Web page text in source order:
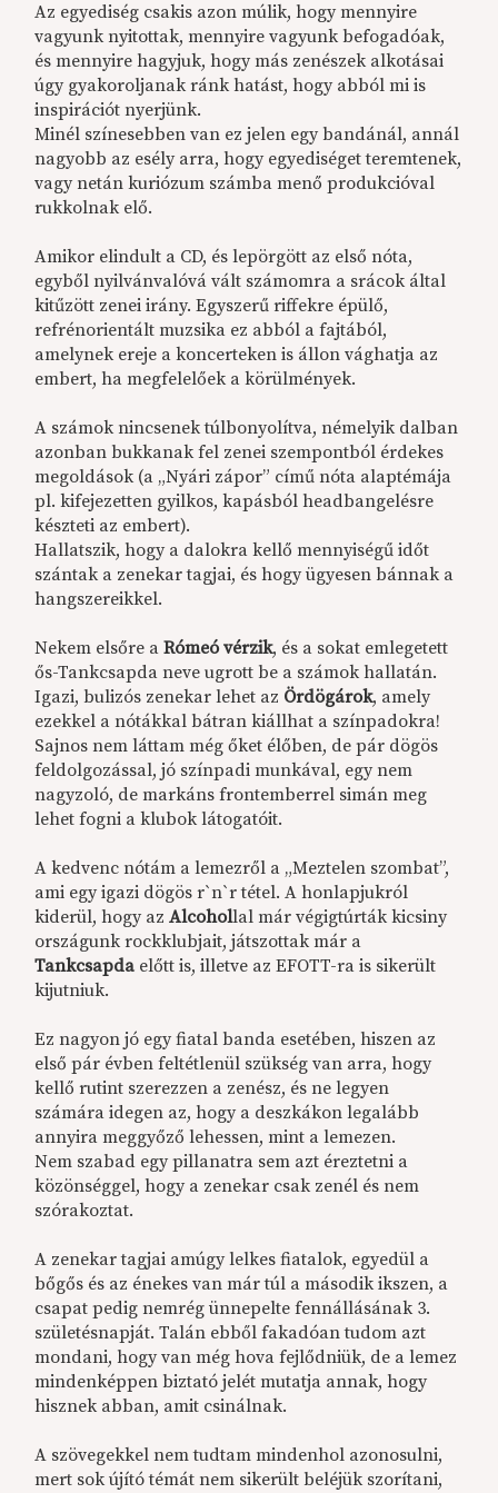
Az egyediség csakis azon múlik, hogy mennyire
vagyunk nyitottak, mennyire vagyunk befogadóak,
és mennyire hagyjuk, hogy más zenészek alkotásai
úgy gyakoroljanak ránk hatást, hogy abból mi is
inspirációt nyerjünk.
Minél színesebben van ez jelen egy bandánál, annál
nagyobb az esély arra, hogy egyediséget teremtenek,
vagy netán kuriózum számba menő produkcióval
rukkolnak elő.
Amikor elindult a CD, és lepörgött az első nóta,
egyből nyilvánvalóvá vált számomra a srácok által
kitűzött zenei irány. Egyszerű riffekre épülő,
refrénorientált muzsika ez abból a fajtából,
amelynek ereje a koncerteken is állon vághatja az
embert, ha megfelelőek a körülmények.
A számok nincsenek túlbonyolítva, némelyik dalban
azonban bukkanak fel zenei szempontból érdekes
megoldások (a „Nyári zápor” című nóta alaptémája
pl. kifejezetten gyilkos, kapásból headbangelésre
készteti az embert).
Hallatszik, hogy a dalokra kellő mennyiségű időt
szántak a zenekar tagjai, és hogy ügyesen bánnak a
hangszereikkel.
Nekem elsőre aRómeó vérzik, és a sokat emlegetett
ős-Tankcsapda neve ugrott be a számok hallatán.
Igazi, bulizós zenekar lehet az Ördögárok, amely
ezekkel a nótákkal bátran kiállhat a színpadokra!
Sajnos nem láttam még őket élőben, de pár dögös
feldolgozással, jó színpadi munkával, egy nem
nagyzoló, de markáns frontemberrel simán meg
lehet fogni a klubok látogatóit.
A kedvenc nótám a lemezről a „Meztelen szombat”,
ami egy igazi dögös r`n`r tétel. A honlapjukról
kiderül, hogy azAlcohollal már végigtúrták kicsiny
országunk rockklubjait, játszottak már a
Tankcsapda előtt is, illetve az EFOTT-ra is sikerült
kijutniuk.
Ez nagyon jó egy fiatal banda esetében, hiszen az
első pár évben feltétlenül szükség van arra, hogy
kellő rutint szerezzen a zenész, és ne legyen
számára idegen az, hogy a deszkákon legalább
annyira meggyőző lehessen, mint a lemezen.
Nem szabad egy pillanatra sem azt éreztetni a
közönséggel, hogy a zenekar csak zenél és nem
szórakoztat.
A zenekar tagjai amúgy lelkes fiatalok, egyedül a
bőgős és az énekes van már túl a második ikszen, a
csapat pedig nemrég ünnepelte fennállásának 3.
születésnapját. Talán ebből fakadóan tudom azt
mondani, hogy van még hova fejlődniük, de a lemez
mindenképpen biztató jelét mutatja annak, hogy
hisznek abban, amit csinálnak.
A szövegekkel nem tudtam mindenhol azonosulni,
mert sok újító témát nem sikerült beléjük szorítani,